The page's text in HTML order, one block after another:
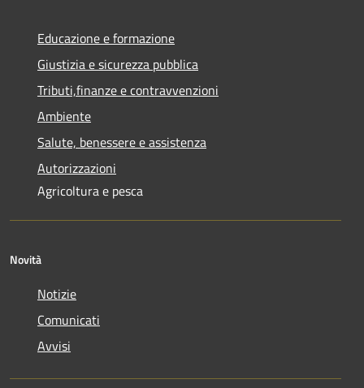
Educazione e formazione
Giustizia e sicurezza pubblica
Tributi,finanze e contravvenzioni
Ambiente
Salute, benessere e assistenza
Autorizzazioni
Agricoltura e pesca
Novità
Notizie
Comunicati
Avvisi